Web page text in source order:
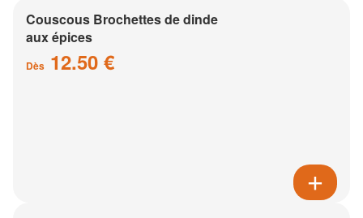
Couscous Brochettes de dinde
aux épices
Dès 12.50 €